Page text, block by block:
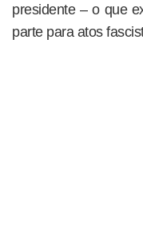
presidente – o que
parte para atos